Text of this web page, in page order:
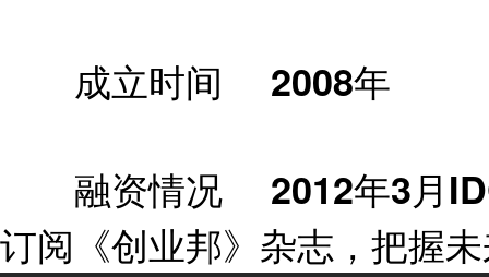
成立时间 2008年
融资情况 2012年3月
订阅《创业邦》杂志，把握